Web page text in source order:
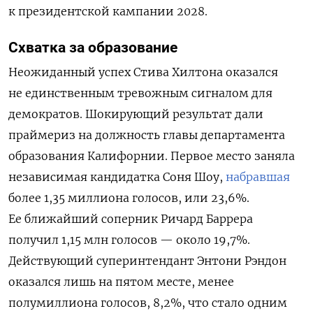
к президентской кампании 2028.
Схватка за образование
Неожиданный успех Стива Хилтона оказался
не единственным тревожным сигналом для
демократов. Шокирующий результат дали
праймериз на должность главы департамента
образования Калифорнии. Первое место заняла
независимая кандидатка Соня Шоу, набравшая
более 1,35 миллиона голосов, или 23,6%.
Ее ближайший соперник Ричард Баррера
получил 1,15 млн голосов — около 19,7%.
Действующий суперинтендант Энтони Рэндон
оказался лишь на пятом месте, менее
полумиллиона голосов, 8,2%, что стало одним